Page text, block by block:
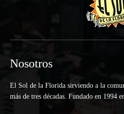
Nosotros
El Sol de la Florida sirviendo a la
más de tres décadas. Fundado en 1994